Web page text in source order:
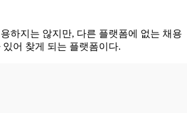
하지는 않지만, 다른 플랫폼에 없는 채용
어 찾게 되는 플랫폼이다.